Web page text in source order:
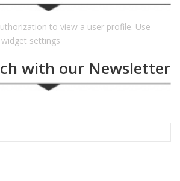
to view a user profile. Use
settings
with our Newsletter